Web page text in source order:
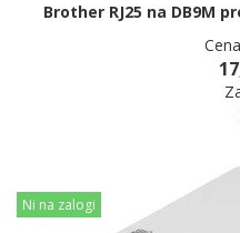
Brother RJ25 na DB9M
Ni na zalogi